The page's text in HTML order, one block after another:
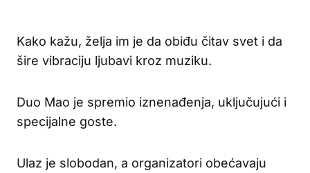
Kako kažu, želja im je da obiđu čitav svet i da
šire vibraciju ljubavi kroz muziku.
Duo Mao je spremio iznenađenja, uključujući i
specijalne goste.
Ulaz je slobodan, a organizatori obećavaju